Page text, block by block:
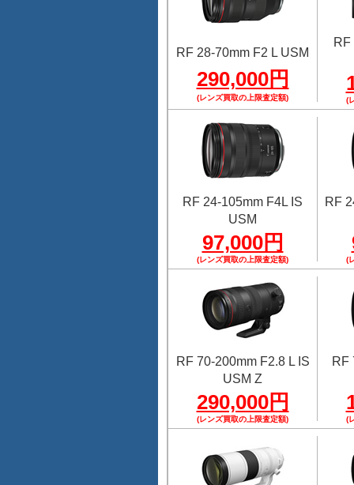
RF 28-70mm F2 L USM
290,000円
(レンズ買取の上限査定額)
RF
(
RF 24-105mm F4L IS
USM
97,000円
(レンズ買取の上限査定額)
RF
(
RF 70-200mm F2.8 L IS
USM Z
290,000円
(レンズ買取の上限査定額)
RF
(